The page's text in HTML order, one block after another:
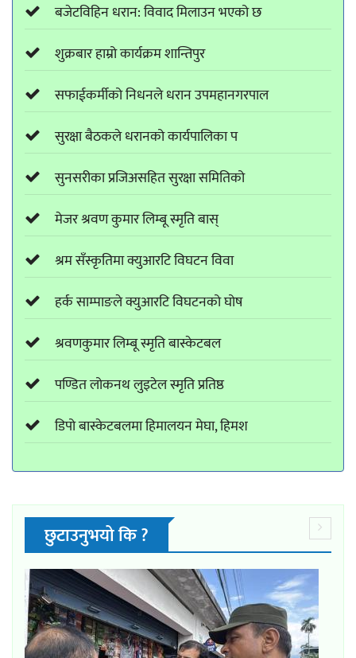
बजेटविहिन धरान: विवाद मिलाउन भएको छ
शुक्रबार हाम्रो कार्यक्रम शान्तिपुर
सफाईकर्मीको निधनले धरान उपमहानगरपाल
सुरक्षा बैठकले धरानको कार्यपालिका प
सुनसरीका प्रजिअसहित सुरक्षा समितिको
मेजर श्रवण कुमार लिम्बू स्मृति बास्
श्रम सँस्कृतिमा क्युआरटि विघटन विवा
हर्क साम्पाङले क्युआरटि विघटनको घोष
श्रवणकुमार लिम्बू स्मृति बास्केटबल
पण्डित लोकनथ लुइटेल स्मृति प्रतिष्ठ
डिपो बास्केटबलमा हिमालयन मेघा, हिमश
छुटाउनुभयो कि ?